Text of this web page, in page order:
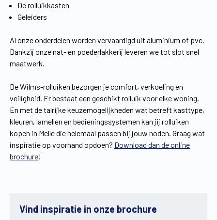
De rolluikkasten
Geleiders
Al onze onderdelen worden vervaardigd uit aluminium of pvc.
Dankzij onze nat- en poederlakkerij leveren we tot slot snel
maatwerk.
De Wilms-rolluiken bezorgen je comfort, verkoeling en
veiligheid. Er bestaat een geschikt rolluik voor elke woning.
En met de talrijke keuzemogelijkheden wat betreft kasttype,
kleuren, lamellen en bedieningssystemen kan jij rolluiken
kopen in Melle die helemaal passen bij jouw noden. Graag wat
inspiratie op voorhand opdoen? Download dan de online
brochure!
Vind inspiratie in onze brochure